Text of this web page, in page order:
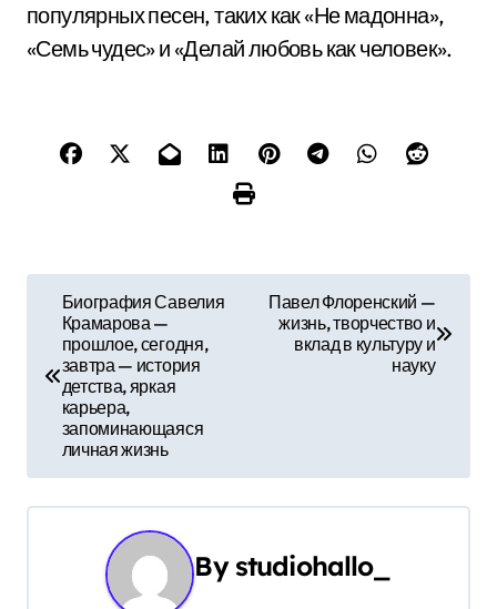
популярных песен, таких как «Не мадонна»,
«Семь чудес» и «Делай любовь как человек».
в
г
а
Биография Савелия
Крамарова —
прошлое, сегодня,
завтра — история
детства, яркая
карьера,
запоминающаяся
личная жизнь
Павел Флоренский —
жизнь, творчество и
вклад в культуру и
науку
By studiohallo_